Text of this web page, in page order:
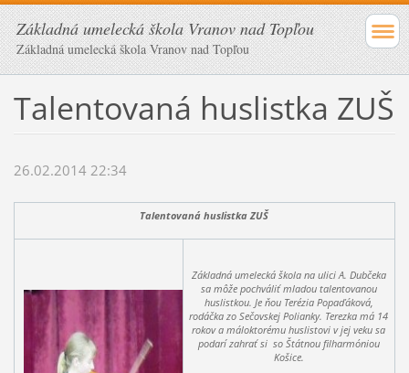
Základná umelecká škola Vranov nad Topľou
Základná umelecká škola Vranov nad Topľou
Talentovaná huslistka ZUŠ
26.02.2014 22:34
Talentovaná huslistka ZUŠ
Základná umelecká škola na ulici A. Dubčeka
sa môže pochváliť mladou talentovanou
huslistkou. Je ňou Terézia Popaďáková,
rodáčka zo Sečovskej Polianky. Terezka má 14
rokov a máloktorému huslistovi v jej veku sa
podarí zahrať si so Štátnou filharmóniou
Košice.